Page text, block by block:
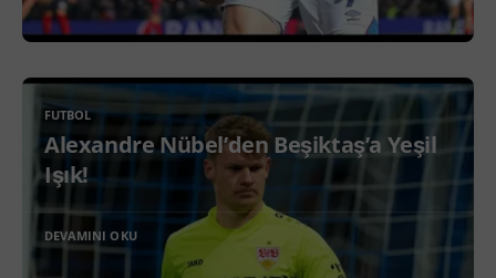
FUTBOL
Alexandre Nübel’den Beşiktaş’a Yeşil
Işık!
DEVAMINI OKU